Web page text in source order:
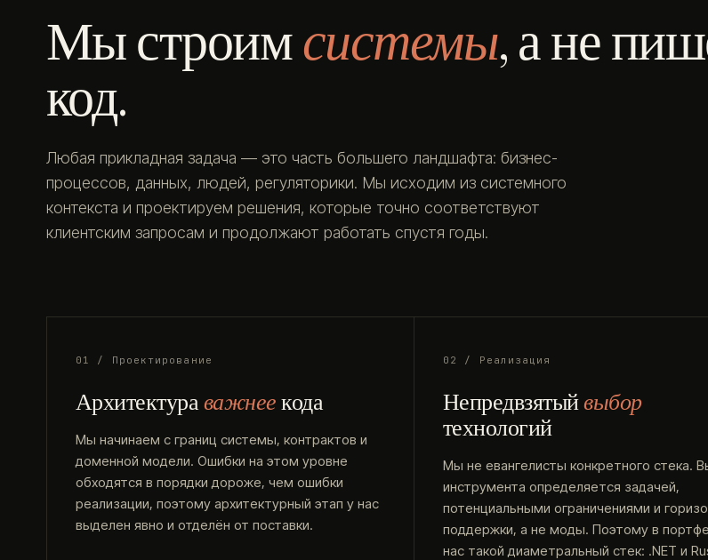
Мы строимсистемы, а не
код.
Любая прикладная задача — это часть большего ландшафта: бизнес-
процессов, данных, людей, регуляторики. Мы исходим из системного
контекста и проектируем решения, которые точно соответствуют
клиентским запросам и продолжают работать спустя годы.
01 / Проектирование
Архитектураважнеекода
Мы начинаем с границ системы, контрактов и
доменной модели. Ошибки на этом уровне
обходятся в порядки дороже, чем ошибки
реализации, поэтому архитектурный этап у нас
выделен явно и отделён от поставки.
02 / Реализация
Непредвзятыйвыбор
технологий
Мы не евангелисты конкретного стека.
инструмента определяется задачей,
потенциальными ограничениями и
поддержки, а не моды. Поэтому в
нас такой диаметральный стек: .NET и